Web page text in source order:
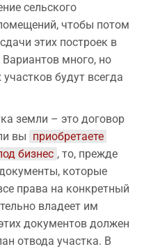
сельского
чтобы потом
этих построек в
Вариантов много, но
будут всегда
земли – это договор
вы приобретаете
бизнес , то, прежде
которые
права на конкретный
владеет им
документов должен
отвода участка. В